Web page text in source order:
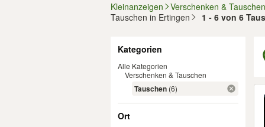
Kleinanzeigen
Verschenken & Tauschen
Tauschen in Ertingen
1 - 6 von 6
Kategorien
Alle Kategorien
Verschenken & Tauschen
Tauschen (6)
Ort